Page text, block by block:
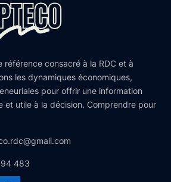
référence consacré à la RDC et à
les dynamiques économiques,
pour offrir une information
et utile à la décision. Comprendre pour
483